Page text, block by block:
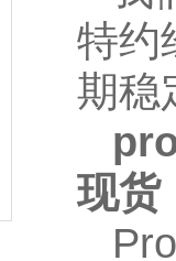
特约
期稳
现货